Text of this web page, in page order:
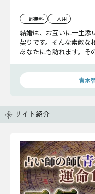
一部無料 一人用
結婚は、お互いに一生添
契りです。そんな素敵な
あなたにも訪れます。そ
青木
サイト紹介